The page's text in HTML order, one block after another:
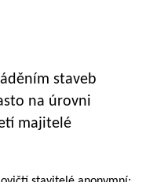
staveb
na úrovni
majitelé